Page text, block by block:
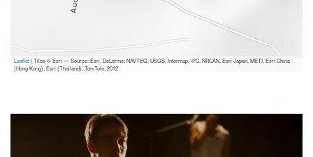
Leaflet| Tiles © Esri — Source: Esri, DeLorme, NAVTEQ, USGS, Intermap, iPC, NRCAN, Esri Japan, METI, Esri China
(Hong Kong), Esri (Thailand), TomTom, 2012